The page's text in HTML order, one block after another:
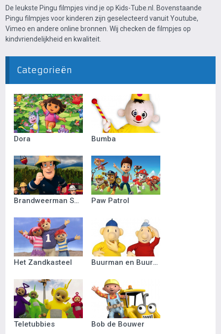
De leukste Pingu filmpjes vind je op Kids-Tube.nl. Bovenstaande
Pingu filmpjes voor kinderen zijn geselecteerd vanuit Youtube,
Vimeo en andere online bronnen. Wij checken de filmpjes op
kindvriendelijkheid en kwaliteit.
Categorieën
Dora Bumba
Brandweerman Sam Paw Patrol
Het Zandkasteel Buurman en Buurman
Teletubbies Bob de Bouwer